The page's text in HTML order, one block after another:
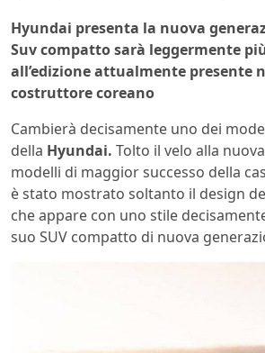
Hyundai presenta la nuova
Suv compatto sarà leggermente
all’edizione attualmente presente
costruttore coreano
Cambierà decisamente uno dei
della Hyundai. Tolto il velo alla
modelli di maggior successo della
è stato mostrato soltanto il design
che appare con uno stile
suo SUV compatto di nuova